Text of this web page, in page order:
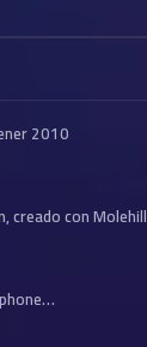
2010
creado con Molehill